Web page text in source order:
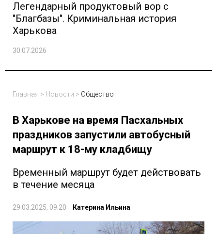
Легендарный продуктовый вор с
"Благбазы". Криминальная история
Харькова
30.07.2026
Главная > Новости > Общество
В Харькове на время Пасхальных
праздников запустили автобусный
маршрут к 18-му кладбищу
Временный маршрут будет действовать
в течение месяца
29.03.2025, 09:20 Катерина Ильина